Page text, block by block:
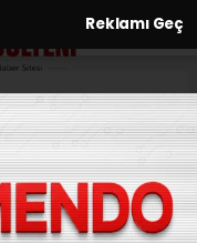
Reklamı Geç
Şelalesi